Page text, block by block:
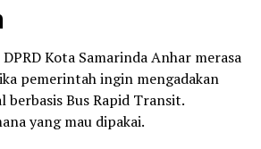
Kota Samarinda Anhar merasa
pemerintah ingin mengadakan
berbasis Bus Rapid Transit.
yang mau dipakai.